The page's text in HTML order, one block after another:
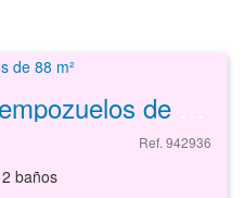
Ref. 942936
baños